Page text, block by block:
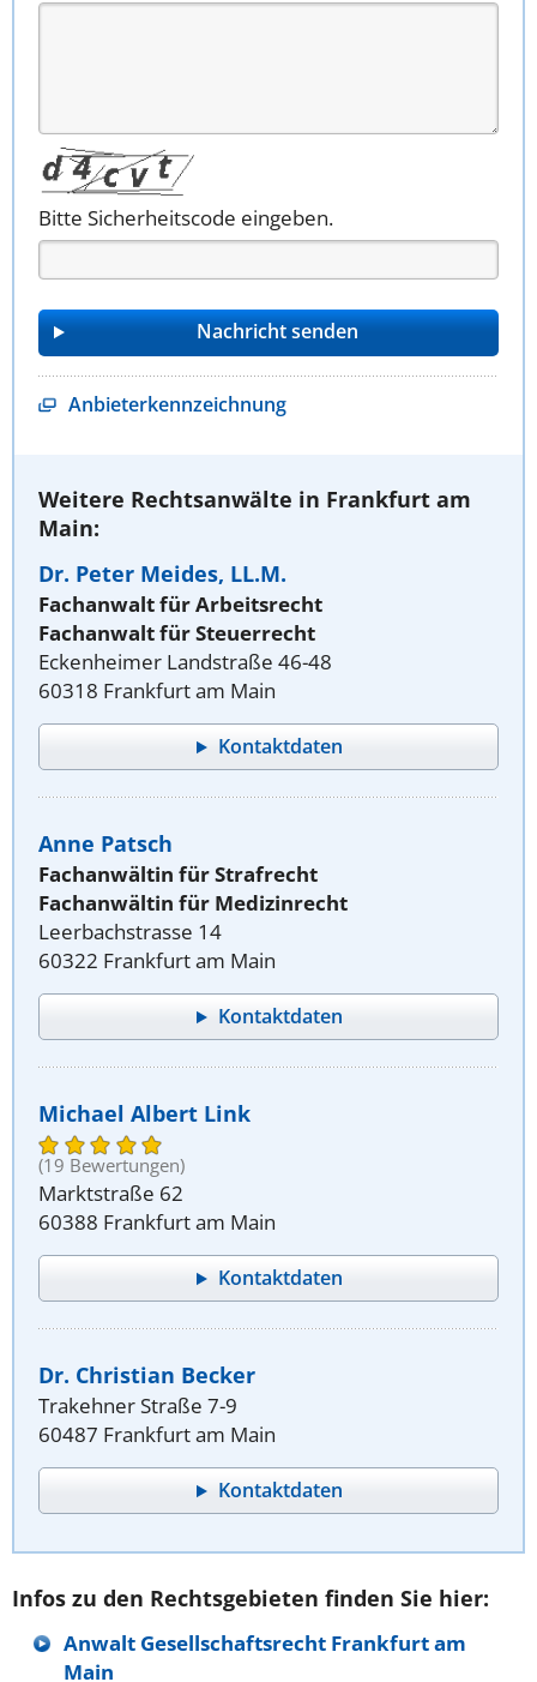
Bitte Sicherheitscode eingeben.
Anbieterkennzeichnung
Weitere Rechtsanwälte in Frankfurt am
Main:
Dr. Peter Meides, LL.M.
Fachanwalt für Arbeitsrecht
Fachanwalt für Steuerrecht
Eckenheimer Landstraße 46-48
60318 Frankfurt am Main
Kontaktdaten
Anne Patsch
Fachanwältin für Strafrecht
Fachanwältin für Medizinrecht
Leerbachstrasse 14
60322 Frankfurt am Main
Kontaktdaten
Michael Albert Link
(19 Bewertungen)
Marktstraße 62
60388 Frankfurt am Main
Kontaktdaten
Dr. Christian Becker
Trakehner Straße 7-9
60487 Frankfurt am Main
Kontaktdaten
Infos zu den Rechtsgebieten finden Sie hier:
Anwalt Gesellschaftsrecht Frankfurt am
Main